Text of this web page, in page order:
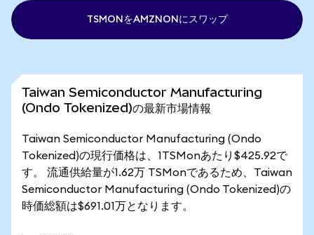
TSMONをAMZNONにスワップ
Taiwan Semiconductor Manufacturing
(Ondo Tokenized)の最新市場情報
Taiwan Semiconductor Manufacturing (Ondo
Tokenized)の現行価格は、1TSMonあたり$425.92で
す。 流通供給量が1.62万 TSMonであるため、Taiwan
Semiconductor Manufacturing (Ondo Tokenized)の
時価総額は$691.01万となります。